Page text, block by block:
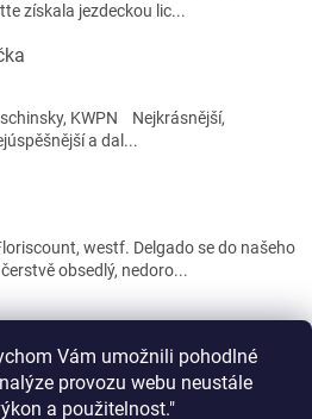
Vám umožnili pohodlné
provozu webu neustále
a použitelnost."
získala jezdeckou lic...
KWPN Nejkrásnější,
a dal...
westf. Delgado se do našeho
obsedlý, nedoro...